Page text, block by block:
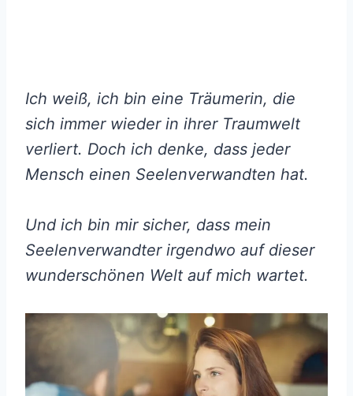
Ich weiß, ich bin eine Träumerin, die
sich immer wieder in ihrer Traumwelt
verliert. Doch ich denke, dass jeder
Mensch einen Seelenverwandten hat.
Und ich bin mir sicher, dass mein
Seelenverwandter irgendwo auf dieser
wunderschönen Welt auf mich wartet.